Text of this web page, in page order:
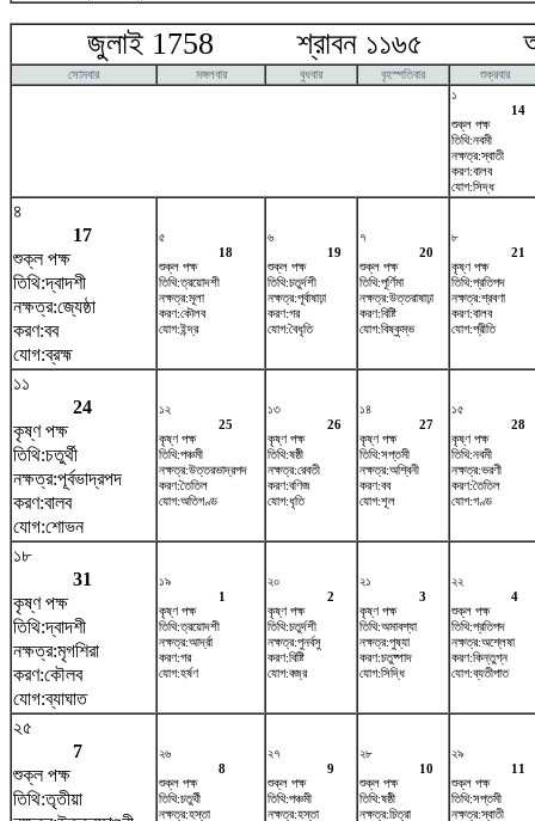
জুলাই 1758 শ্রাবন ১১৬৫
সোমবার মঙ্গলবার বুধবার বৃহস্পতিবার
শুক্রবার
১
14
শুক্ল পক্ষ
তিথি:নবমী
নক্ষত্র:স্বাতী
করণ:বালব
যোগ:সিদ্ধ
৪
17
শুক্ল পক্ষ
তিথি:দ্বাদশী
নক্ষত্র:জ্যেষ্ঠা
করণ:বব
যোগ:ব্রহ্ম
৫
18
শুক্ল পক্ষ
তিথি:ত্রয়োদশী
নক্ষত্র:মূলা
করণ:কৌলব
যোগ:ইন্দ্র
৬
19
শুক্ল পক্ষ
তিথি:চতুর্দশী
নক্ষত্র:পূর্বাষাঢ়া
করণ:গর
যোগ:বৈধৃতি
৭
20
শুক্ল পক্ষ
তিথি:পূর্ণিমা
নক্ষত্র:উত্তরাষাঢ়া
করণ:বিষ্টি
যোগ:বিষ্কুম্ভ
৮
21
কৃষ্ণ পক্ষ
তিথি:প্রতিপদ
নক্ষত্র:শ্রবণা
করণ:বালব
যোগ:প্রীতি
১১
24
কৃষ্ণ পক্ষ
তিথি:চতুর্থী
নক্ষত্র:পূর্বভাদ্রপদ
করণ:বালব
যোগ:শোভন
১২
25
কৃষ্ণ পক্ষ
তিথি:পঞ্চমী
নক্ষত্র:উত্তরভাদ্রপদ
করণ:তৈতিল
যোগ:অতিগণ্ড
১৩
26
কৃষ্ণ পক্ষ
তিথি:ষষ্ঠী
নক্ষত্র:রেবতী
করণ:বণিজ
যোগ:ধৃতি
১৪
27
কৃষ্ণ পক্ষ
তিথি:সপ্তমী
নক্ষত্র:অশ্বিনী
করণ:বব
যোগ:শূল
১৫
28
কৃষ্ণ পক্ষ
তিথি:নবমী
নক্ষত্র:ভরণী
করণ:তৈতিল
যোগ:গণ্ড
১৮
31
কৃষ্ণ পক্ষ
তিথি:দ্বাদশী
নক্ষত্র:মৃগশিরা
করণ:কৌলব
যোগ:ব্যাঘাত
১৯
1
কৃষ্ণ পক্ষ
তিথি:ত্রয়োদশী
নক্ষত্র:আর্দ্রা
করণ:গর
যোগ:হর্ষণ
২০
2
কৃষ্ণ পক্ষ
তিথি:চতুর্দশী
নক্ষত্র:পুনর্বসু
করণ:বিষ্টি
যোগ:বজ্র
২১
3
কৃষ্ণ পক্ষ
তিথি:অমাবশ্যা
নক্ষত্র:পুষ্যা
করণ:চতুষ্পাদ
যোগ:সিদ্ধি
২২
4
শুক্ল পক্ষ
তিথি:প্রতিপদ
নক্ষত্র:অশ্লেষা
করণ:কিন্তুগ্ন
যোগ:ব্যতীপাত
২৫
7
শুক্ল পক্ষ
তিথি:তৃতীয়া
২৬
8
শুক্ল পক্ষ
তিথি:চতুর্থী
নক্ষত্র:হস্তা
২৭
9
শুক্ল পক্ষ
তিথি:পঞ্চমী
নক্ষত্র:হস্তা
২৮
10
শুক্ল পক্ষ
তিথি:ষষ্ঠী
নক্ষত্র:চিত্রা
২৯
11
শুক্ল পক্ষ
তিথি:সপ্তমী
নক্ষত্র:স্বাতী